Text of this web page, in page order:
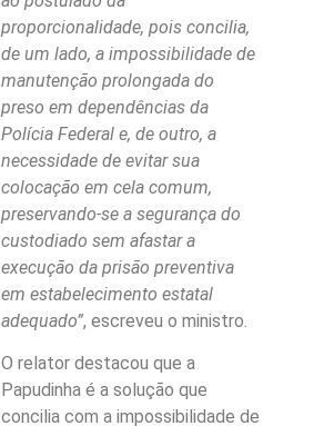
proporcionalidade, pois concilia,
de um lado, a impossibilidade de
manutenção prolongada do
preso em dependências da
Polícia Federal e, de outro, a
necessidade de evitar sua
colocação em cela comum,
preservando-se a segurança do
custodiado sem afastar a
execução da prisão preventiva
em estabelecimento estatal
adequado”, escreveu o ministro.
O relator destacou que a
Papudinha é a solução que
concilia com a impossibilidade de